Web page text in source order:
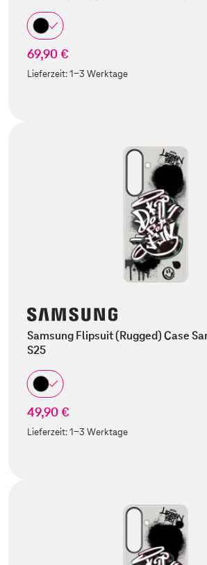
69,90 €
Lieferzeit:1-3 Werktage
Samsung Flipsuit (Rugged) Case
S25
49,90 €
Lieferzeit:1-3 Werktage